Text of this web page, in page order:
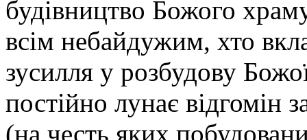
будівництво Божого
всім небайдужим, хто
зусилля у розбудову
постійно лунає відгомін
(на честь яких